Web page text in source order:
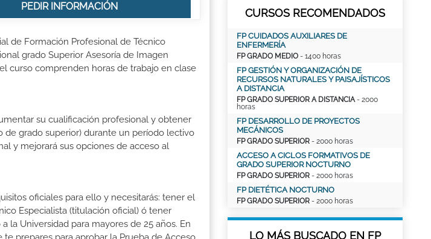
PEDIR INFORMACIÓN
de Formación Profesional de Técnico
grado Superior Asesoría de Imagen
curso comprenden horas de trabajo en clase
su cualificación profesional y obtener
de grado superior) durante un período lectivo
y mejorará sus opciones de acceso al
oficiales para ello y necesitarás: tener el
Especialista (titulación oficial) ó tener
la Universidad para mayores de 25 años. En
CURSOS RECOMENDADOS
FP CUIDADOS AUXILIARES DE
ENFERMERÍA
FP GRADO MEDIO - 1400 horas
FP GESTIÓN Y ORGANIZACIÓN DE
RECURSOS NATURALES Y PAISAJÍSTICOS
A DISTANCIA
FP GRADO SUPERIOR A DISTANCIA- 2000
horas
FP DESARROLLO DE PROYECTOS
MECÁNICOS
FP GRADO SUPERIOR - 2000 horas
ACCESO A CICLOS FORMATIVOS DE
GRADO SUPERIOR NOCTURNO
FP GRADO SUPERIOR - 2000 horas
FP DIETÉTICA NOCTURNO
FP GRADO SUPERIOR - 2000 horas
LO MÁS BUSCADO EN FP